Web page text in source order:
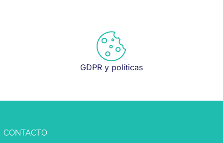
GDPR y políticas
CONTACTO